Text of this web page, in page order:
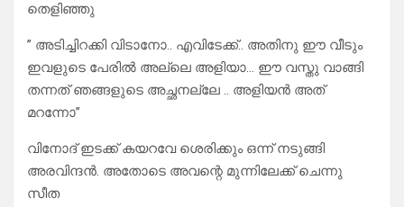
തെളിഞ്ഞു
” അടിച്ചിറക്കി വിടാനോ.. എവിടേക്ക്.. അതിനു ഈ വീടും
ഇവളുടെ പേരിൽ അല്ലെ അളിയാ… ഈ വസ്തു വാങ്ങി
തന്നത് ഞങ്ങളുടെ അച്ഛനല്ലേ .. അളിയൻ അത്
മറന്നോ”
വിനോദ് ഇടക്ക് കയറവേ ശെരിക്കും ഒന്ന് നടുങ്ങി
അരവിന്ദൻ. അതോടെ അവന്റെ മുന്നിലേക്ക് ചെന്നു
സീത